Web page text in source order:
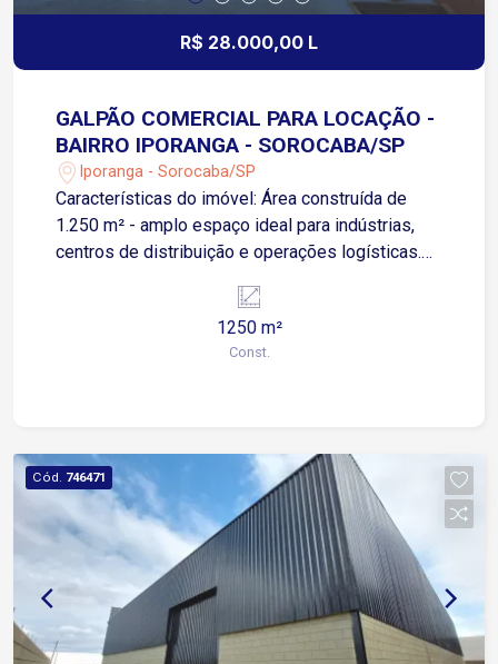
R$ 28.000,00 L
GALPÃO COMERCIAL PARA LOCAÇÃO -
BAIRRO IPORANGA - SOROCABA/SP
Iporanga - Sorocaba/SP
Características do imóvel: Área construída de
1.250 m² - amplo espaço ideal para indústrias,
centros de distribuição e operações logísticas.
capacidade de armazenagem vertical e
instalação de equipamentos de grande porte.
Piso industrial de alta resistência, projetado para
trifásica com 75 KVA, atendendo demandas
industriais com segurança e estabilidade elétrica.
Área administrativa Vestiários para uso de
funcionários, agregando funcionalidade e
conforto. Localizado no bairro Iporanga, um dos
polos industriais mais valorizados de Sorocaba,
com fácil acesso às principais rodovias como
Castelinho, Raposo Tavares e a Rodovia
1250 m²
Const.
Cód. 746471